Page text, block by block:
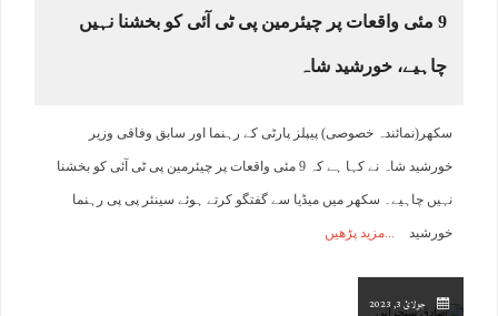
9 مئی واقعات پر چیئرمین پی ٹی آئی کو بخشنا نہیں
چاہیے، خورشید شاہ
سکھر(نمائندہ خصوصی) پیپلز پارٹی کے رہنما اور سابق وفاقی وزیر
خورشید شاہ نے کہا ہے کہ 9 مئی واقعات پر چیئرمین پی ٹی آئی کو بخشنا
نہیں چاہیے۔ سکھر میں میڈیا سے گفتگو کرتے ہوئے سینئر پی پی رہنما
خورشید مزید پڑھیں
جولائ 3, 2023